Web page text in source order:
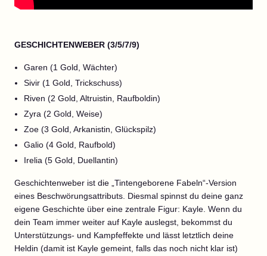
GESCHICHTENWEBER (3/5/7/9)
Garen (1 Gold, Wächter)
Sivir (1 Gold, Trickschuss)
Riven (2 Gold, Altruistin, Raufboldin)
Zyra (2 Gold, Weise)
Zoe (3 Gold, Arkanistin, Glückspilz)
Galio (4 Gold, Raufbold)
Irelia (5 Gold, Duellantin)
Geschichtenweber ist die „Tintengeborene Fabeln“-Version
eines Beschwörungsattributs. Diesmal spinnst du deine ganz
eigene Geschichte über eine zentrale Figur: Kayle. Wenn du
dein Team immer weiter auf Kayle auslegst, bekommst du
Unterstützungs- und Kampfeffekte und lässt letztlich deine
Heldin (damit ist Kayle gemeint, falls das noch nicht klar ist)